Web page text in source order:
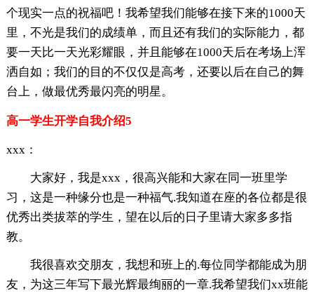
个现实一点的祝福吧！我希望我们能够在接下来的1000天
里，不光是我们的成绩单，而且还有我们的实际能力，都
要一天比一天光彩耀眼，并且能够在1000天后在考场上浑
洒自如；我们的目的不仅仅是高考，还要以后在自己的舞
台上，做最优秀最闪亮的明星。
高一学生开学自我介绍5
xxx：
大家好，我是xxx，很高兴能和大家在同一班里学
习，这是一种缘分也是一种福气.我知道在座的各位都是很
优秀出类拔萃的学生，望在以后的日子里请大家多多指
教。
我很喜欢交朋友，我想和班上的.每位同学都能成为朋
友，为这三年写下最光辉最绚丽的一章.我希望我们xx班能